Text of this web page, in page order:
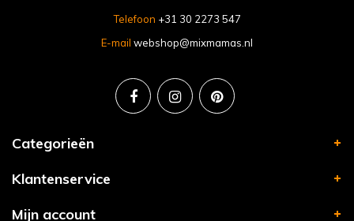
Telefoon +31 30 2273 547
E-mail webshop@mixmamas.nl
Categorieën
Klantenservice
Mijn account